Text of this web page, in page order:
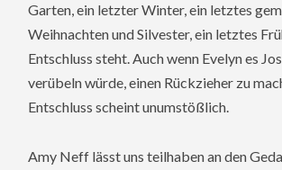
Garten, ein letzter Winter, ein letztes
Weihnachten und Silvester, ein letztes
Entschluss steht. Auch wenn Evelyn es
verübeln würde, einen Rückzieher zu
Entschluss scheint unumstößlich.
Amy Neff lässt uns teilhaben an den